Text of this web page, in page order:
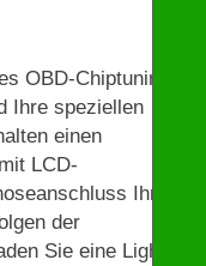
OBD-Chiptuning,
Ihre speziellen
einen
LCD-
Ihres
der
Sie eine Light-